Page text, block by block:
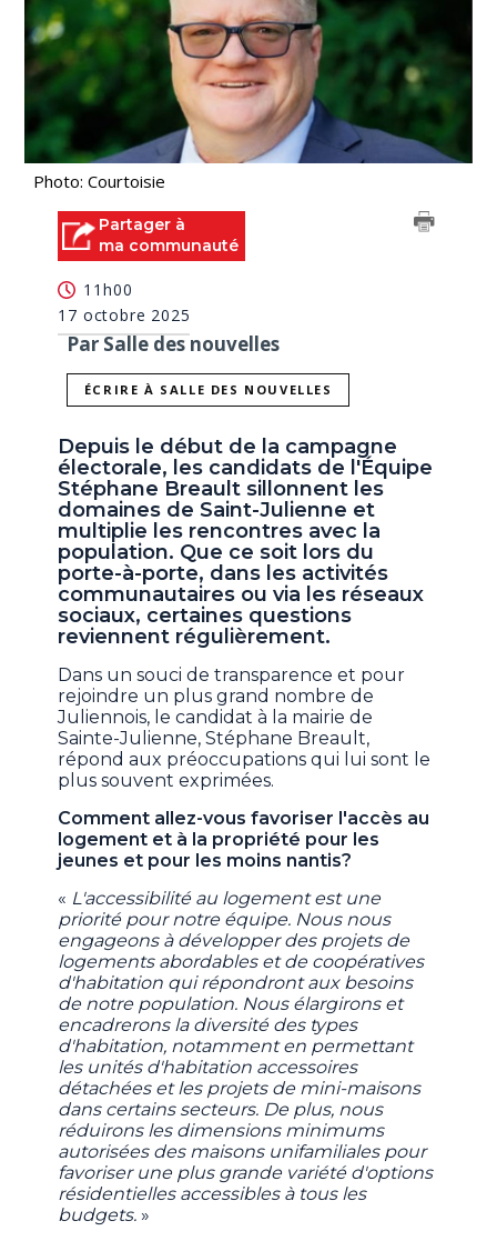
Photo: Courtoisie
Partager à
ma communauté
11h00
17 octobre 2025
Par Salle des nouvelles
ÉCRIRE À SALLE DES NOUVELLES
Depuis le début de la campagne
électorale, les candidats de l'Équipe
Stéphane Breault sillonnent les
domaines de Saint-Julienne et
multiplie les rencontres avec la
population. Que ce soit lors du
porte-à-porte, dans les activités
communautaires ou via les réseaux
sociaux, certaines questions
reviennent régulièrement.
Dans un souci de transparence et pour
rejoindre un plus grand nombre de
Juliennois, le candidat à la mairie de
Sainte-Julienne, Stéphane Breault,
répond aux préoccupations qui lui sont le
plus souvent exprimées.
Comment allez-vous favoriser l'accès au
logement et à la propriété pour les
jeunes et pour les moins nantis?
« L'accessibilité au logement est une
priorité pour notre équipe. Nous nous
engageons à développer des projets de
logements abordables et de coopératives
d'habitation qui répondront aux besoins
de notre population. Nous élargirons et
encadrerons la diversité des types
d'habitation, notamment en permettant
les unités d'habitation accessoires
détachées et les projets de mini-maisons
dans certains secteurs. De plus, nous
réduirons les dimensions minimums
autorisées des maisons unifamiliales pour
favoriser une plus grande variété d'options
résidentielles accessibles à tous les
budgets. »